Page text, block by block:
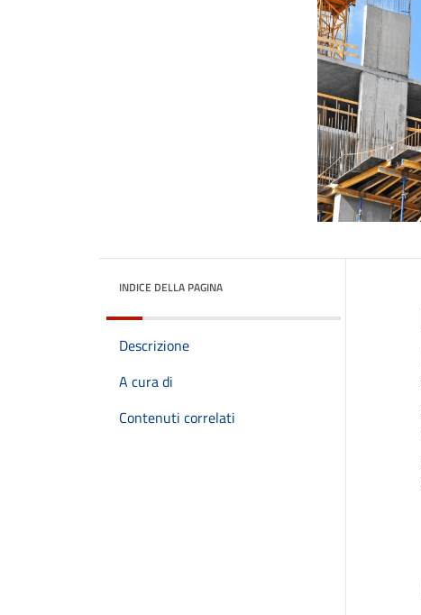
INDICE DELLA PAGINA
Descrizione
A cura di
Contenuti correlati